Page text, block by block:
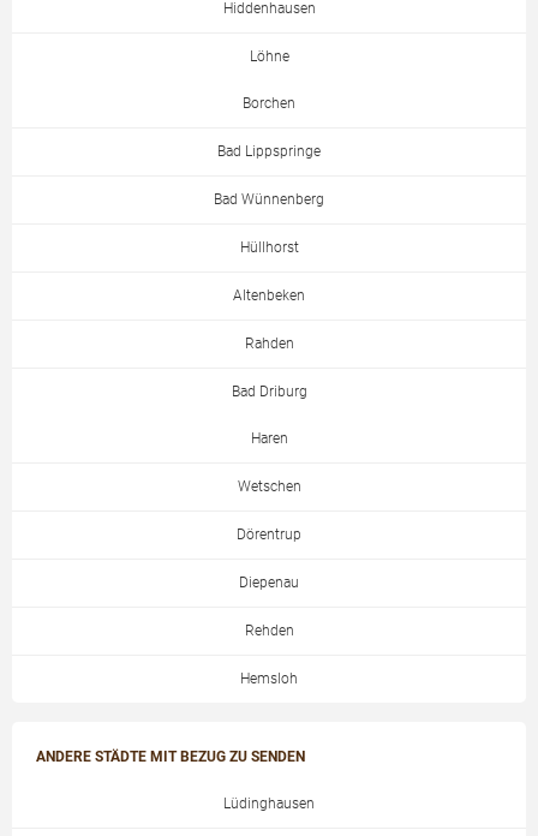
Hiddenhausen
Löhne
Borchen
Bad Lippspringe
Bad Wünnenberg
Hüllhorst
Altenbeken
Rahden
Bad Driburg
Haren
Wetschen
Dörentrup
Diepenau
Rehden
Hemsloh
ANDERE STÄDTE MIT BEZUG ZU SENDEN
Lüdinghausen